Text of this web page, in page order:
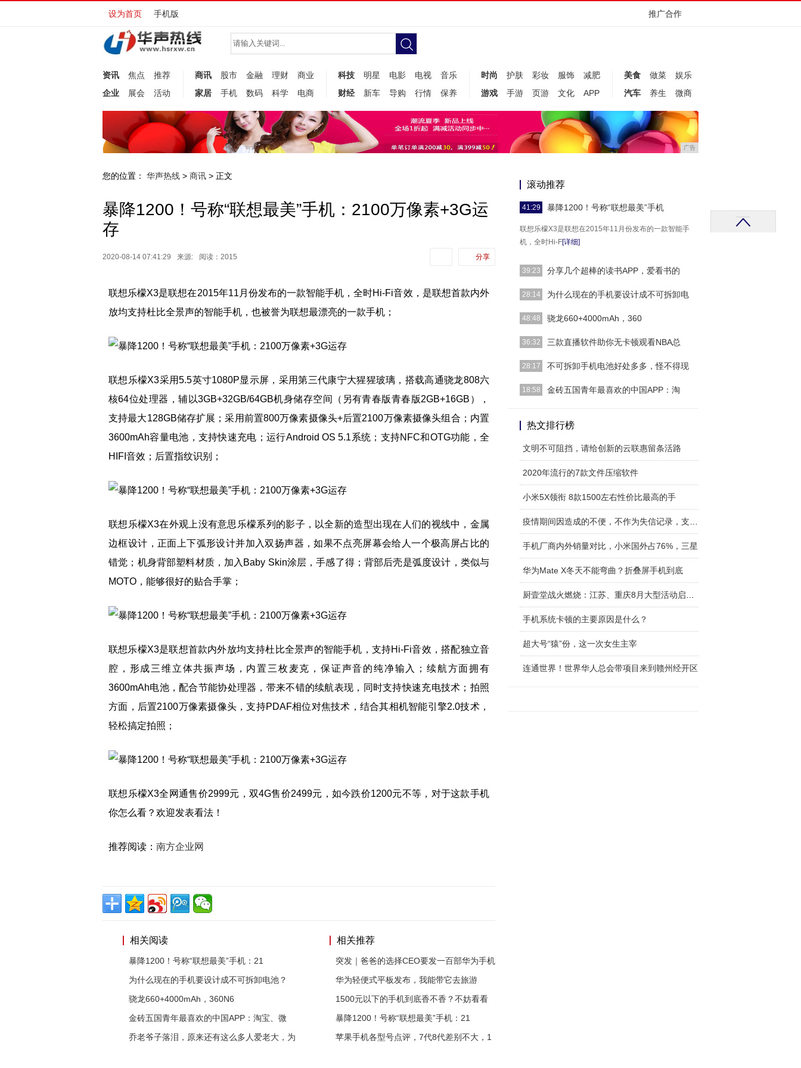
设为首页 手机版 推广合作
资讯 焦点
推荐
企业
展会 活动
商讯 股市 金融 理财
商业
家居
手机 数码 科学 电商
科技 明星 电影 电视
音乐
财经
新车 导购 行情 保养
时尚 护肤 彩妆 服饰
减肥
游戏
手游 页游 文化 APP
美食 做菜
娱乐
汽车
养生 微商
广告
您的位置： 华声热线 > 商讯 > 正文
暴降1200！号称“联想最美”手机：2100万像素+3G运
存
2020-08-14 07:41:29 来源: 阅读：2015 分享
联想乐檬X3是联想在2015年11月份发布的一款智能手机，全时Hi-Fi音效，是联想首款内外
放均支持杜比全景声的智能手机，也被誉为联想最漂亮的一款手机；
联想乐檬X3采用5.5英寸1080P显示屏，采用第三代康宁大猩猩玻璃，搭载高通骁龙808六
核64位处理器，辅以3GB+32GB/64GB机身储存空间（另有青春版青春版2GB+16GB），
支持最大128GB储存扩展；采用前置800万像素摄像头+后置2100万像素摄像头组合；内置
3600mAh容量电池，支持快速充电；运行Android OS 5.1系统；支持NFC和OTG功能，全
HIFI音效；后置指纹识别；
联想乐檬X3在外观上没有意思乐檬系列的影子，以全新的造型出现在人们的视线中，金属
边框设计，正面上下弧形设计并加入双扬声器，如果不点亮屏幕会给人一个极高屏占比的
错觉；机身背部塑料材质，加入Baby Skin涂层，手感了得；背部后壳是弧度设计，类似与
MOTO，能够很好的贴合手掌；
联想乐檬X3是联想首款内外放均支持杜比全景声的智能手机，支持Hi-Fi音效，搭配独立音
腔，形成三维立体共振声场，内置三枚麦克，保证声音的纯净输入；续航方面拥有
3600mAh电池，配合节能协处理器，带来不错的续航表现，同时支持快速充电技术；拍照
方面，后置2100万像素摄像头，支持PDAF相位对焦技术，结合其相机智能引擎2.0技术，
轻松搞定拍照；
联想乐檬X3全网通售价2999元，双4G售价2499元，如今跌价1200元不等，对于这款手机
你怎么看？欢迎发表看法！
推荐阅读： 南方企业网
相关阅读
暴降1200！号称“联想最美”手机：21
为什么现在的手机要设计成不可拆卸电池？
骁龙660+4000mAh，360N6
金砖五国青年最喜欢的中国APP：淘宝、微
乔老爷子落泪，原来还有这么多人爱老大，为
相关推荐
突发｜爸爸的选择CEO要发一百部华为手机
华为轻便式平板发布，我能带它去旅游
1500元以下的手机到底香不香？不妨看看
暴降1200！号称“联想最美”手机：21
苹果手机各型号点评，7代8代差别不大，1
滚动推荐
41:29 暴降1200！号称“联想最美”手机
联想乐檬X3是联想在2015年11月份发布的一款智能手
机，全时Hi-F[详细]
39:23 分享几个超棒的读书APP，爱看书的
微信读书基于微信好友的一款社交类读书APP这个APP的
28:14 为什么现在的手机要设计成不可拆卸电
这个所谓的不可拆卸，只是没有专业的工具，或者是不掌
48:48 骁龙660+4000mAh，360
昨天，360宣布将于11月28日在北京发布新一代旗舰手
36:32 三款直播软件助你无卡顿观看NBA总
NBA总决赛目前正在火热进行中，大家是不是跟经常抱
28:17 不可拆卸手机电池好处多多，怪不得现
小编在这里问读者们一个问题，你是喜欢备用电池，还是
18:58 金砖五国青年最喜欢的中国APP：淘
心开幕。中国国家主席
热文排行榜
文明不可阻挡，请给创新的云联惠留条活路
2020年流行的7款文件压缩软件
小米5X领衔 8款1500左右性价比最高的手
手机厂商内外销量对比，小米国外占76%，三星
华为Mate X冬天不能弯曲？折叠屏手机到底
手机系统卡顿的主要原因是什么？
超大号“猿”份，这一次女生主宰
连通世界！世界华人总会带项目来到赣州经开区